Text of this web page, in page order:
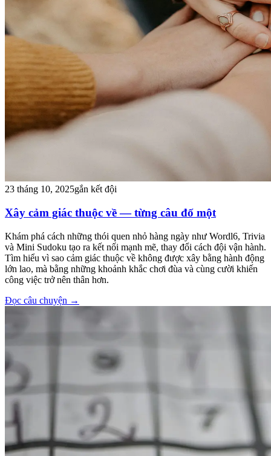
23 tháng 10, 2025gắn kết đội
Xây cảm giác thuộc về — từng câu đố một
Khám phá cách những thói quen nhỏ hàng ngày như Wordl6, Trivia
và Mini Sudoku tạo ra kết nối mạnh mẽ, thay đổi cách đội vận hành.
Tìm hiểu vì sao cảm giác thuộc về không được xây bằng hành động
lớn lao, mà bằng những khoảnh khắc chơi đùa và cùng cười khiến
công việc trở nên thân hơn.
Đọc câu chuyện →